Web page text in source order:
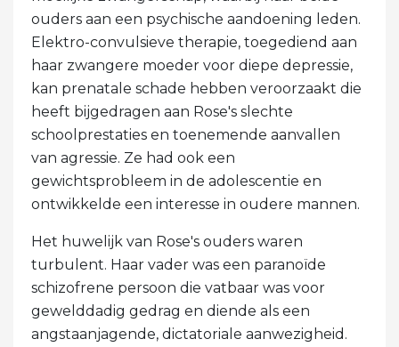
ouders aan een psychische aandoening leden.
Elektro-convulsieve therapie, toegediend aan
haar zwangere moeder voor diepe depressie,
kan prenatale schade hebben veroorzaakt die
heeft bijgedragen aan Rose's slechte
schoolprestaties en toenemende aanvallen
van agressie. Ze had ook een
gewichtsprobleem in de adolescentie en
ontwikkelde een interesse in oudere mannen.
Het huwelijk van Rose's ouders waren
turbulent. Haar vader was een paranoïde
schizofrene persoon die vatbaar was voor
gewelddadig gedrag en diende als een
angstaanjagende, dictatoriale aanwezigheid.